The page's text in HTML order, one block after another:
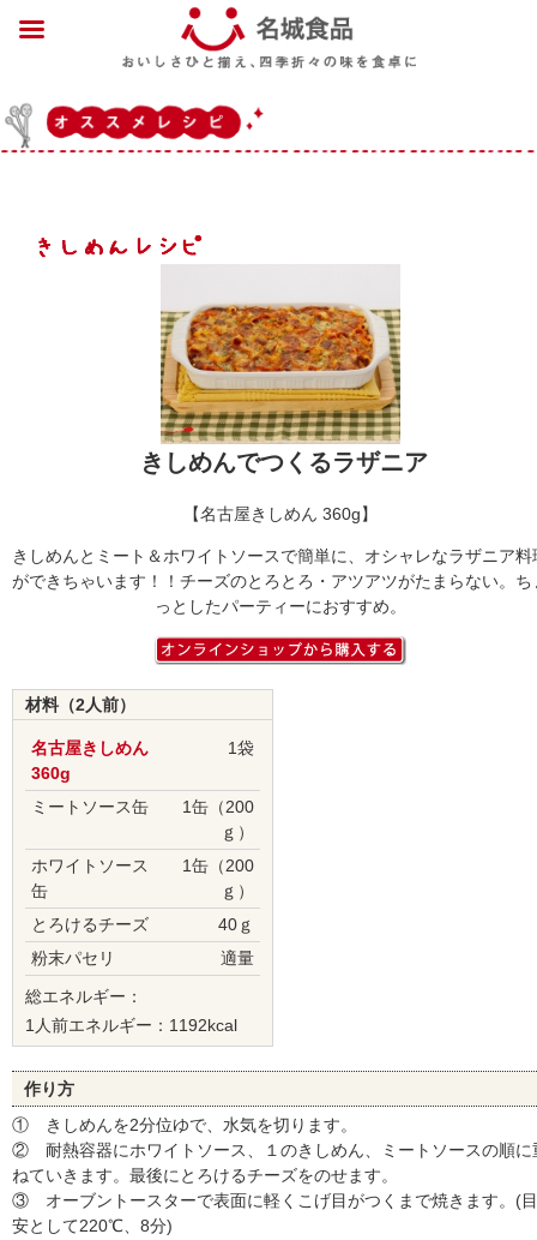
きしめんでつくるラザニア
【名古屋きしめん 360g】
きしめんとミート＆ホワイトソースで簡単に、オシャレなラザニア料
ができちゃいます！！チーズのとろとろ・アツアツがたまらない。ち
っとしたパーティーにおすすめ。
材料（2人前）
名古屋きしめん
360g
1袋
ミートソース缶
1缶（200
ｇ）
ホワイトソース
缶
1缶（200
ｇ）
とろけるチーズ
40ｇ
粉末パセリ
適量
総エネルギー：
1人前エネルギー：1192kcal
作り方
① きしめんを2分位ゆで、水気を切ります。
② 耐熱容器にホワイトソース、１のきしめん、ミートソースの順に
ねていきます。最後にとろけるチーズをのせます。
③ オーブントースターで表面に軽くこげ目がつくまで焼きます。(目
安として220℃、8分)